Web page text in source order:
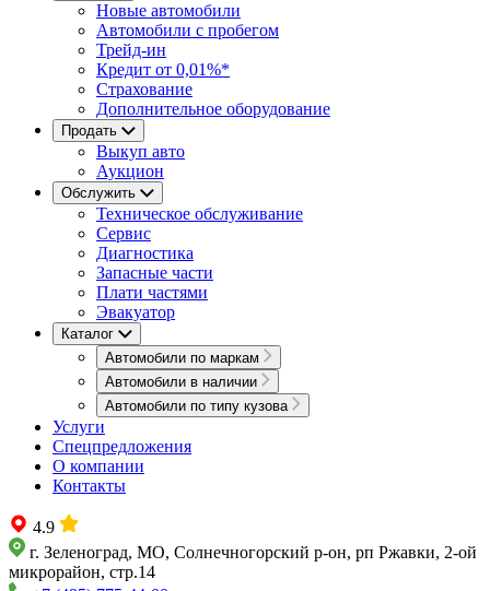
Новые автомобили
Автомобили с пробегом
Трейд-ин
Кредит от 0,01%*
Страхование
Дополнительное оборудование
Продать
Выкуп авто
Аукцион
Обслужить
Техническое обслуживание
Сервис
Диагностика
Запасные части
Плати частями
Эвакуатор
Каталог
Автомобили по маркам
Автомобили в наличии
Автомобили по типу кузова
Услуги
Спецпредложения
О компании
Контакты
4.9
г. Зеленоград, МО, Солнечногорский р-он, рп Ржавки, 2-ой
микрорайон, стр.14